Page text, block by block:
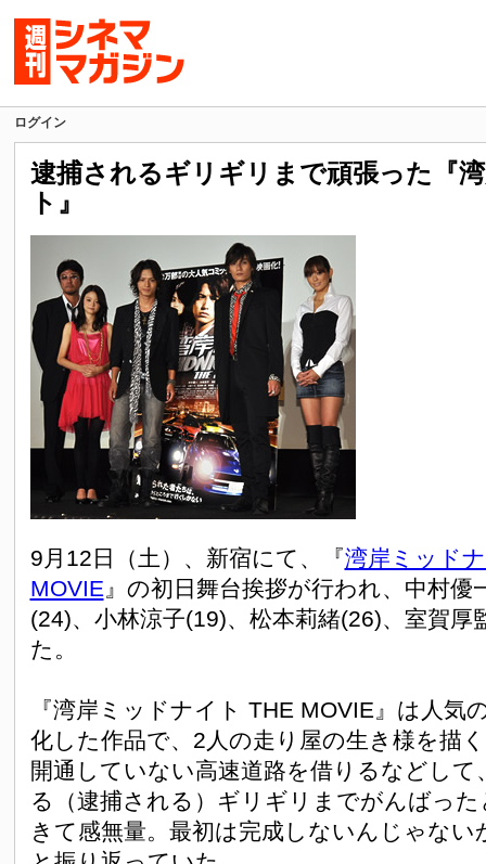
ログイン
逮捕されるギリギリまで頑張った『
ト』
9月12日（土）、新宿にて、『湾岸ミッド
MOVIE 』の初日舞台挨拶が行われ、中村優
(24)、小林涼子(19)、松本莉緒(26)、室賀厚
た。
『湾岸ミッドナイト THE MOVIE』は人気
化した作品で、2人の走り屋の生き様を描
開通していない高速道路を借りるなどして
る（逮捕される）ギリギリまでがんばっ
きて感無量。最初は完成しないんじゃない